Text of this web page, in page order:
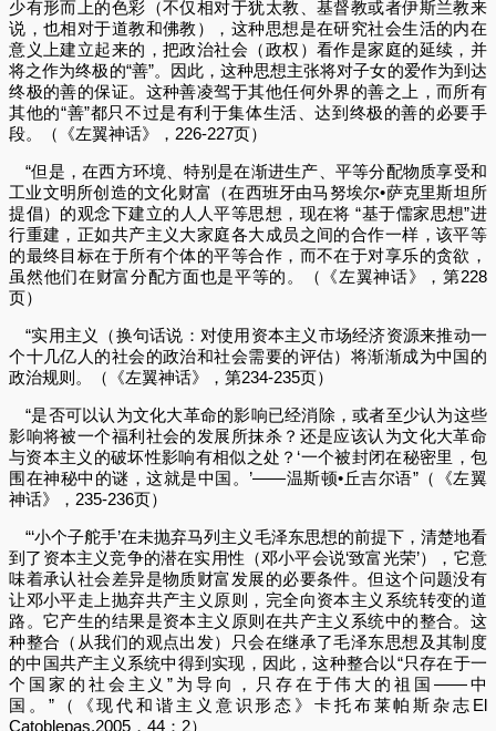
少有形而上的色彩（不仅相对于犹太教、基督教或者伊斯兰教来
说，也相对于道教和佛教），这种思想是在研究社会生活的内在
意义上建立起来的，把政治社会（政权）看作是家庭的延续，并
将之作为终极的“善”。因此，这种思想主张将对子女的爱作为到达
终极的善的保证。这种善凌驾于其他任何外界的善之上，而所有
其他的“善”都只不过是有利于集体生活、达到终极的善的必要手
段。（《左翼神话》，226-227页）
“但是，在西方环境、特别是在渐进生产、平等分配物质享受和
工业文明所创造的文化财富（在西班牙由马努埃尔•萨克里斯坦所
提倡）的观念下建立的人人平等思想，现在将 “基于儒家思想”进
行重建，正如共产主义大家庭各大成员之间的合作一样，该平等
的最终目标在于所有个体的平等合作，而不在于对享乐的贪欲，
虽然他们在财富分配方面也是平等的。（《左翼神话》，第228
页）
“实用主义（换句话说：对使用资本主义市场经济资源来推动一
个十几亿人的社会的政治和社会需要的评估）将渐渐成为中国的
政治规则。（《左翼神话》，第234-235页）
“是否可以认为文化大革命的影响已经消除，或者至少认为这些
影响将被一个福利社会的发展所抹杀？还是应该认为文化大革命
与资本主义的破坏性影响有相似之处？‘一个被封闭在秘密里，包
围在神秘中的谜，这就是中国。’——温斯顿•丘吉尔语”（《左翼
神话》，235-236页）
“‘小个子舵手’在未抛弃马列主义毛泽东思想的前提下，清楚地看
到了资本主义竞争的潜在实用性（邓小平会说‘致富光荣’），它意
味着承认社会差异是物质财富发展的必要条件。但这个问题没有
让邓小平走上抛弃共产主义原则，完全向资本主义系统转变的道
路。它产生的结果是资本主义原则在共产主义系统中的整合。这
种整合（从我们的观点出发）只会在继承了毛泽东思想及其制度
的中国共产主义系统中得到实现，因此，这种整合以“只存在于一
个国家的社会主义”为导向，只存在于伟大的祖国——中
国。”（《现代和谐主义意识形态》卡托布莱帕斯杂志El
Catoblepas,2005，44：2）